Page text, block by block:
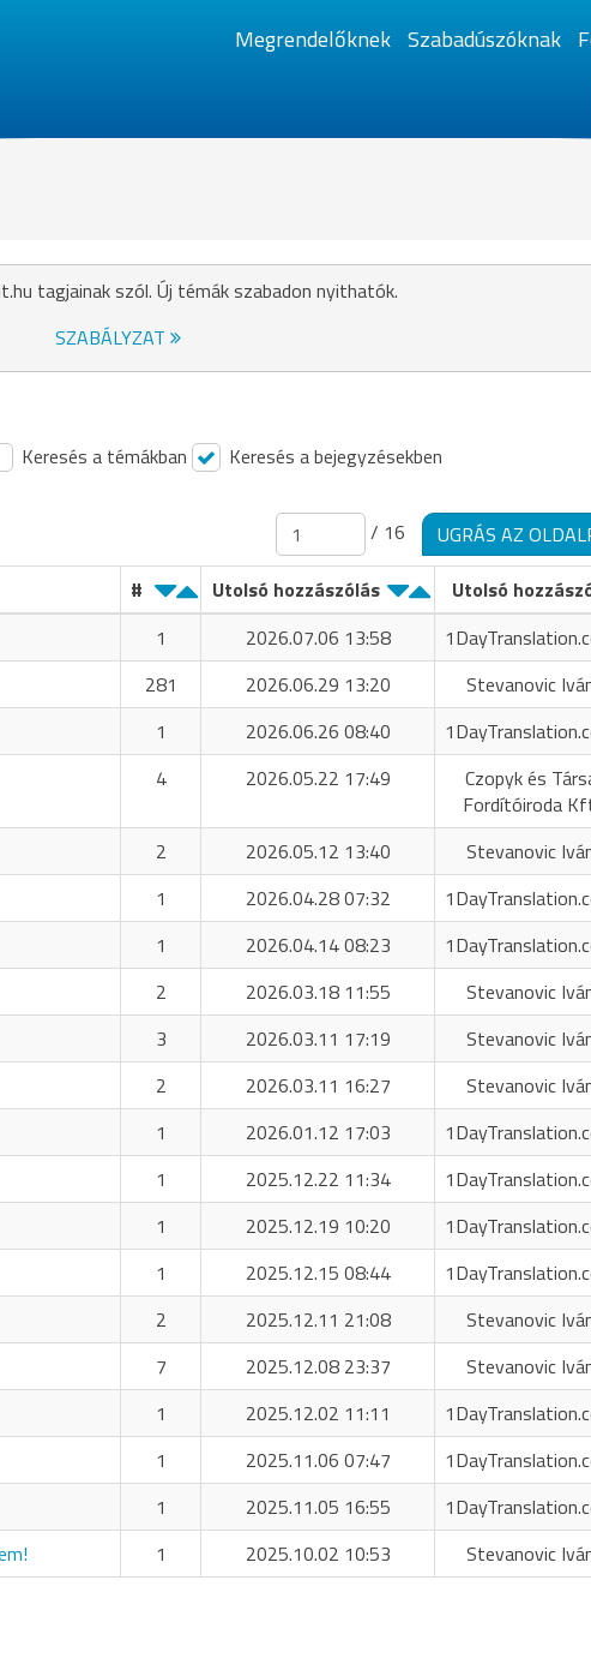
Megrendelőknek Szabadúszóknak
tagjainak szól. Új témák szabadon nyithatók.
SZABÁLYZAT
Keresés a témákban Keresés a bejegyzésekben
/ 16
UGRÁS AZ
# Utolsó hozzászólás
Utolsó
1 2026.07.06 13:58
281 2026.06.29 13:20
Stevanovic
1 2026.06.26 08:40
4 2026.05.22 17:49
Czopyk és
Fordítóiroda
2 2026.05.12 13:40
Stevanovic
1 2026.04.28 07:32
1 2026.04.14 08:23
2 2026.03.18 11:55
Stevanovic
3 2026.03.11 17:19
Stevanovic
2 2026.03.11 16:27
Stevanovic
1 2026.01.12 17:03
1 2025.12.22 11:34
1 2025.12.19 10:20
1 2025.12.15 08:44
2 2025.12.11 21:08
Stevanovic
7 2025.12.08 23:37
Stevanovic
1 2025.12.02 11:11
1 2025.11.06 07:47
1 2025.11.05 16:55
1 2025.10.02 10:53 Stevanovic